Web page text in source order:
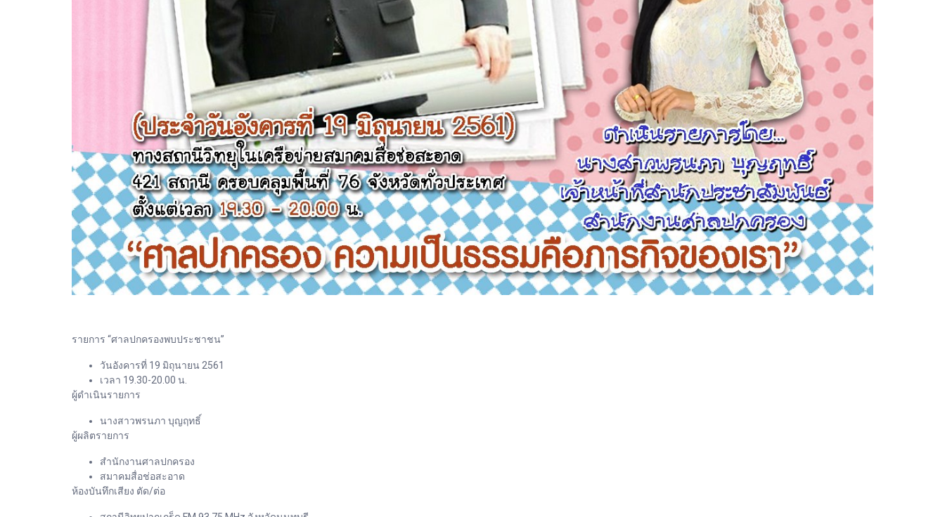
รายการ “ศาลปกครองพบประชาชน”
วันอังคารที่ 19 มิถุนายน 2561
เวลา 19.30-20.00 น.
ผู้ดำเนินรายการ
นางสาวพรนภา บุญฤทธิ์
ผู้ผลิตรายการ
สำนักงานศาลปกครอง
สมาคมสื่อช่อสะอาด
ห้องบันทึกเสียง ตัด/ต่อ